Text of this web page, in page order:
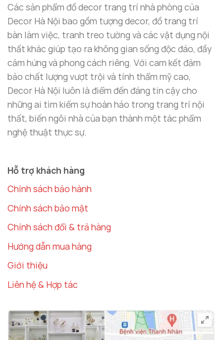
Trên kệ tivi: Giá đỡ nến là lựa chọn tuyệt vời để
làm nổi bật không gian, tạo điểm nhấn độc đáo
mà không quá phô trương.
Trên bàn console : Đặt giá đỡ nến gần cửa ra
vào, ánh sáng từ nến sẽ chào đón bạn và khách
một cách ấm áp, đồng thời tạo ấn tượng đầu
tiên hoàn hảo.
Đưa Ánh Sáng Đến Mọi Ngóc Ngách Trong Ngôi
Nhà
còn có thể được sử dụng ở nhiều không gian khác
Phòng Ngủ – Ánh Sáng Thư Giãn
Đặt giá đỡ nến trên bàn đầu giường, ánh sáng dịu
nhẹ giúp bạn thư giãn và dễ dàng đi vào giấc ngủ.
Kết hợp với các món đồ decor khác để tạo nên
không gian phòng ngủ ấm cúng và đầy cảm hứng.
Một chiếc giá đỡ nến nhỏ xinh trên bàn ăn sẽ làm
tăng thêm sự gần gũi trong các bữa tối gia đình.
Các sản phẩm đồ decor trang trí nhà phòng của
Decor Hà Nội bao gồm tượng decor, đồ trang trí
bàn làm việc, tranh treo tường và các vật dụng nội
thất khác giúp tạo ra không gian sống độc đáo, đầy
cảm hứng và phong cách riêng. Với cam kết đảm
bảo chất lượng vượt trội và tính thẩm mỹ cao,
Decor Hà Nội luôn là điểm đến đáng tin cậy cho
những ai tìm kiếm sự hoàn hảo trong trang trí nội
thất, biến ngôi nhà của bạn thành một tác phẩm
nghệ thuật thực sự.
Hỗ trợ khách hàng
Chính sách bảo hành
Chính sách bảo mật
Chính sách đổi & trả hàng
Hướng dẫn mua hàng
Giới thiệu
Liên hệ & Hợp tác